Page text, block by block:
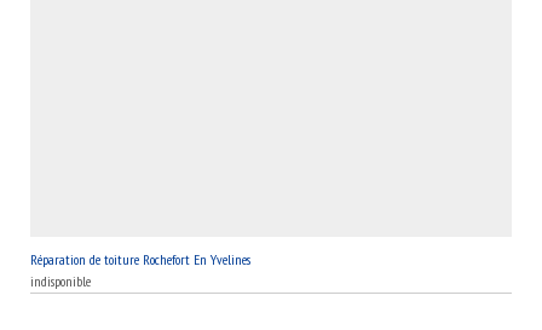
Réparation de toiture Rochefort En Yvelines
indisponible